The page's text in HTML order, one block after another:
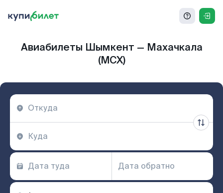
Авиабилеты Шымкент — Махачкала
(MCX)